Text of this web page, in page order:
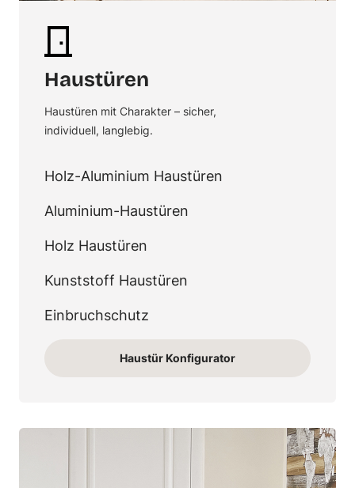
Haustüren
Haustüren mit Charakter – sicher,
individuell, langlebig.
Holz-Aluminium Haustüren
Aluminium-Haustüren
Holz Haustüren
Kunststoff Haustüren
Einbruchschutz
Haustür Konfigurator